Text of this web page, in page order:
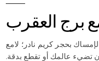
برج العقرب
بحجر كريم نادر؛ لامع
تضيء عالمك أو تقطع بدقة.